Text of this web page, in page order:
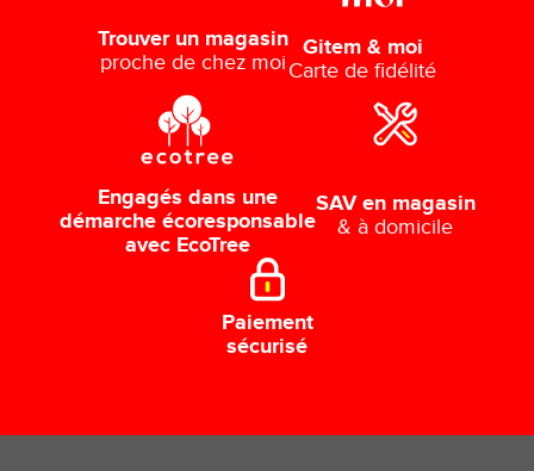
Trouver un magasin
proche de chez moi
Gitem & moi
Carte de fidélité
Engagés dans une
démarche écoresponsable
avec EcoTree
SAV en magasin
& à domicile
Paiement
sécurisé